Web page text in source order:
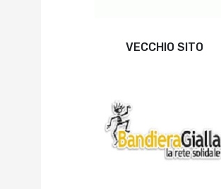
VECCHIO SITO